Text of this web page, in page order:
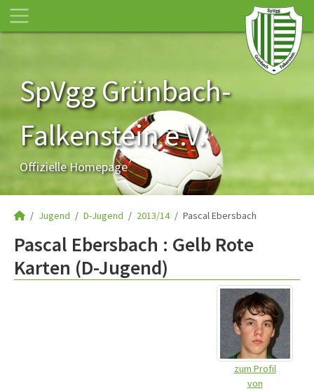
SpVgg Grünbach-
Falkenstein e.V.
Offizielle Homepage
Jugend D-Jugend 2013/14 Pascal Ebersbach
Pascal Ebersbach : Gelb Rote
Karten (D-Jugend)
zum Profil
von